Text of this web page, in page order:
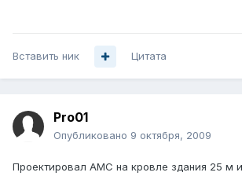
Вставить ник Цитата
Pro01
Опубликовано 9 октября, 2009
Проектировал АМС на кровле здания 25 м